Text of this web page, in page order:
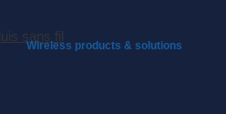
Wireless products & solutions